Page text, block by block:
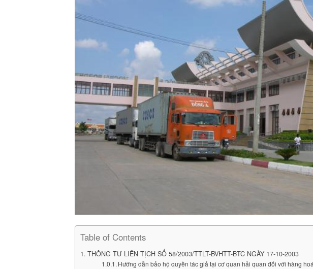
Table of Contents
THÔNG TƯ LIÊN TỊCH SỐ 58/2003/TTLT-BVHTT-BTC NGÀY 17-10-2003
Hướng dẫn bảo hộ quyền tác giả tại cơ quan hải quan đối với hàng